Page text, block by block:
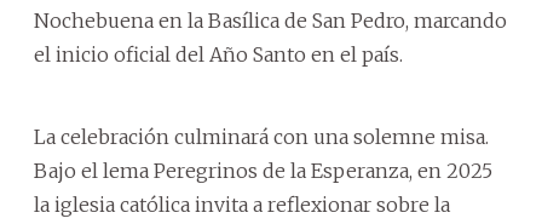
Nochebuena en la Basílica de San Pedro, marcando
el inicio oficial del Año Santo en el país.
La celebración culminará con una solemne misa.
Bajo el lema Peregrinos de la Esperanza, en 2025
la iglesia católica invita a reflexionar sobre la